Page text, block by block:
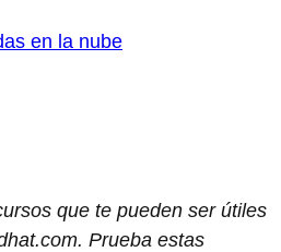
en la nube
que te pueden ser útiles
Prueba estas